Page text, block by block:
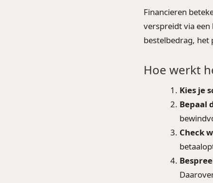
Financieren
verspreidt via
bestelbedrag, het
Hoe werkt
Kies je
Bepaal
Check